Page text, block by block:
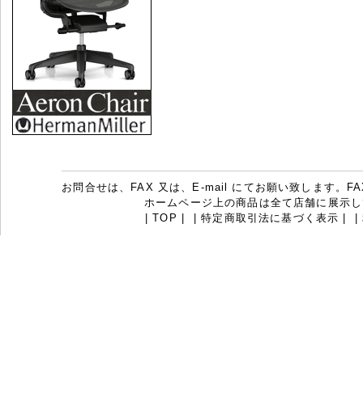
お問合せは、FAX 又は、E-mail にてお願い致します。
ホームページ上の商品は全て店舗に展示
|TOP |特定商取引法に基づく表示 |